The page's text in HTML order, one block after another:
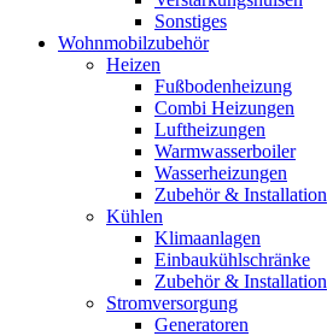
Sonstiges
Wohnmobilzubehör
Heizen
Fußbodenheizung
Combi Heizungen
Luftheizungen
Warmwasserboiler
Wasserheizungen
Zubehör & Installation
Kühlen
Klimaanlagen
Einbaukühlschränke
Zubehör & Installation
Stromversorgung
Generatoren